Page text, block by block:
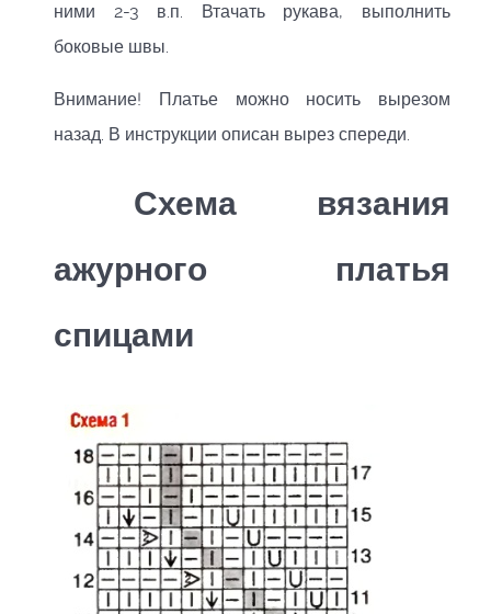
ними 2-3 в.п. Втачать рукава, выполнить
боковые швы.
Внимание! Платье можно носить вырезом
назад. В инструкции описан вырез спереди.
Схема вязания
ажурного платья
спицами